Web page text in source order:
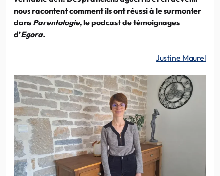
nous racontent comment ils ont réussi à le surmonter
dans Parentologie, le podcast de témoignages
d’Egora.
Justine Maurel